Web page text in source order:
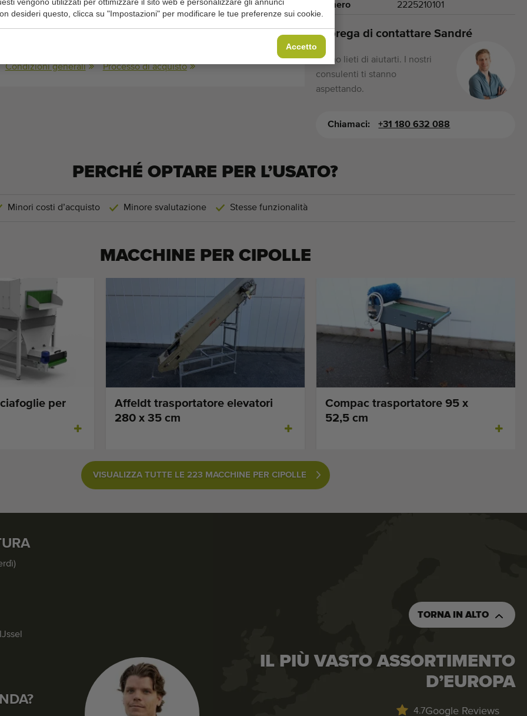
desideri questo, clicca su "Impostazioni" per modificare le tue preferenze sui cookie.
Accetto
Condizioni generali Processo di acquisto
Numero
2225210101
Si prega di contattare Sandré
Siamo lieti di aiutarti. I nostri
consulenti ti stanno
aspettando.
Chiamaci: +31 180 632 088
PERCHÉ OPTARE PER L’USATO?
Minori costi d’acquisto Minore svalutazione Stesse funzionalità
MACCHINE PER CIPOLLE
per
Affeldt trasportatore elevatori
280 x 35 cm
Compac trasportatore 95 x
52,5 cm
VISUALIZZA TUTTE LE 223 MACCHINE PER CIPOLLE
TORNA IN ALTO
IL PIÙ VASTO ASSORTIMENTO
D’EUROPA
4.7Google Reviews